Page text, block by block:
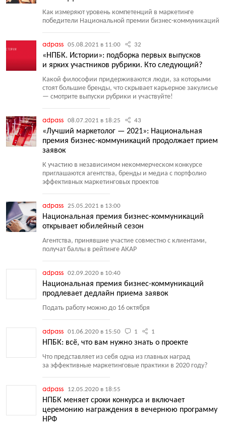
Как измеряют уровень компетенций в маркетинге
победители Национальной премии бизнес-коммуникаций
adpass 05.08.2021 в 11:00 32
«НПБК. Истории»: подборка первых выпусков
и ярких участников рубрики. Кто следующий?
Какой философии придерживаются люди, за которыми
стоят большие бренды, что скрывает карьерное закулисье
— смотрите выпуски рубрики и участвуйте!
adpass 08.07.2021 в 18:25 43
«Лучший маркетолог — 2021»: Национальная
премия бизнес-коммуникаций продолжает прием
заявок
К участию в независимом некоммерческом конкурсе
приглашаются агентства, бренды и медиа с портфолио
эффективных маркетинговых проектов
adpass 25.05.2021 в 13:00
Национальная премия бизнес-коммуникаций
открывает юбилейный сезон
Агентства, принявшие участие совместно с клиентами,
получат баллы в рейтинге АКАР
adpass 02.09.2020 в 10:40
Национальная премия бизнес-коммуникаций
продлевает дедлайн приема заявок
Подать работу можно до 16 октября
adpass 01.06.2020 в 15:50 1 1
НПБК: всё, что вам нужно знать о проекте
Что представляет из себя одна из главных наград
за эффективные маркетинговые практики в 2020 году?
adpass 12.05.2020 в 18:55
НПБК меняет сроки конкурса и включает
церемонию награждения в вечернюю программу
НРФ